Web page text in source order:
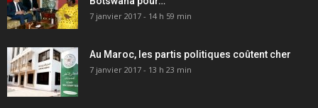
7 janvier 2017 - 14 h 59 min
Au Maroc, les partis politiques coûtent cher
7 janvier 2017 - 13 h 23 min